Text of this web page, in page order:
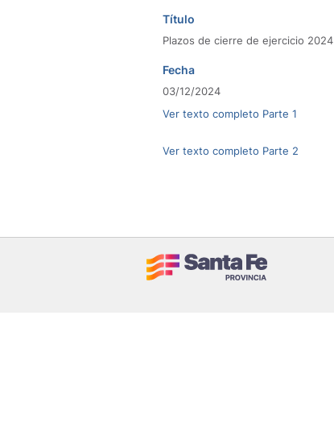
Título
Plazos de cierre de ejercicio 2024
Fecha
03/12/2024
Ver texto completo Parte 1
Ver texto completo Parte 2